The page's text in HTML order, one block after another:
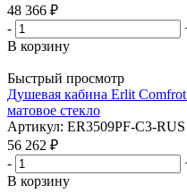
48 366 ₽
-
В корзину
Быстрый просмотр
Душевая кабина Erlit
матовое стекло
Артикул: ER3509PF-C3-RUS
56 262 ₽
-
В корзину